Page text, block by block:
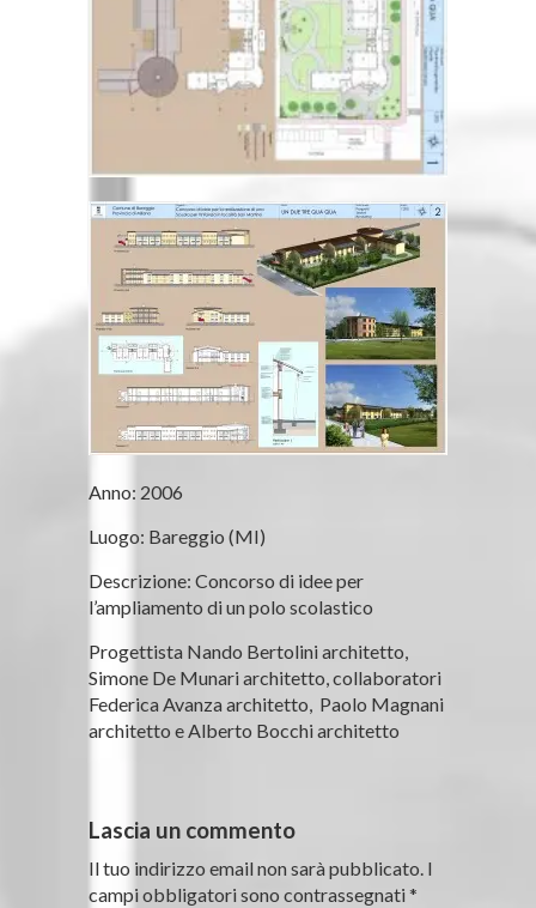
Anno: 2006
Luogo: Bareggio (MI)
Descrizione: Concorso di idee per
l’ampliamento di un polo scolastico
Progettista Nando Bertolini architetto,
Simone De Munari architetto, collaboratori
Federica Avanza architetto, Paolo Magnani
architetto e Alberto Bocchi architetto
Lascia un commento
Il tuo indirizzo email non sarà pubblicato. I
campi obbligatori sono contrassegnati *